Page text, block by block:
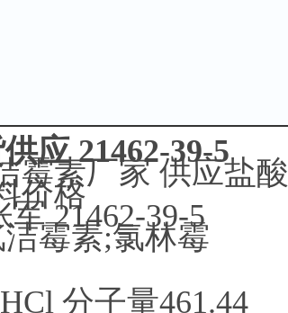
应 21462-39-5
霉素厂家 供应盐酸
价格
21462-39-5
霉素;氯林霉
分子量461.44